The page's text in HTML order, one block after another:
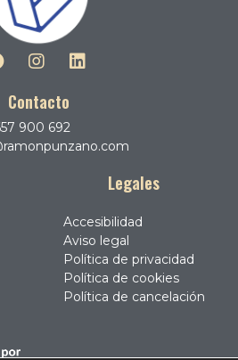
Contacto
900 692
Legales
Accesibilidad
Aviso legal
Política de privacidad
Política de cookies
Política de cancelación